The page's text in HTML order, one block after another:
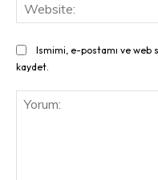
Ismimi, e-postamı ve web
kaydet.